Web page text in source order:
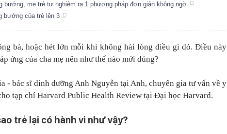
bướng, mẹ trẻ tự nghiệm ra 1 phương pháp đơn giản không ngờ
bướng của trẻ lên 3
bà, hoặc hét lớn mỗi khi không hài lòng điều gì đó. Điều này
ứng của cha mẹ nên như thế nào mới đúng?
- bác sĩ dinh dưỡng Anh Nguyễn tại Anh, chuyên gia tư vấn về y
tạp chí Harvard Public Health Review tại Đại học Harvard.
trẻ lại có hành vi như vậy?